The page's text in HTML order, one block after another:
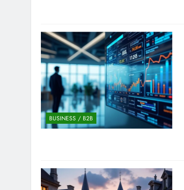
BUSINESS / B2B